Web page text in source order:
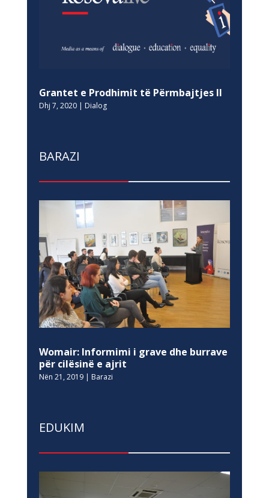
Grantet e Prodhimit të Përmbajtjes II
Dhj 7, 2020| Dialog
BARAZI
Womair: Informimi i grave dhe burrave
për cilësinë e ajrit
Nën 21, 2019| Barazi
EDUKIM